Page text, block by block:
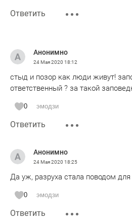
Ответить
Анонимно
24 Мая 2020 18:12
стыд и позор как люди живут!
ответственный ? за такой
0 эмодзи
Ответить
Анонимно
24 Мая 2020 18:25
Да уж, разруха стала поводом для
0 эмодзи
Ответить